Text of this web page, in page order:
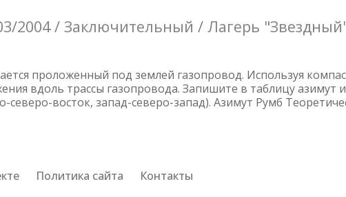
2004 / Заключительный / Лагерь
проложенный под землей газопровод. Используя
вдоль трассы газопровода. Запишите в таблицу азимут
восток, запад-северо-запад). Азимут Румб
Политика сайта Контакты